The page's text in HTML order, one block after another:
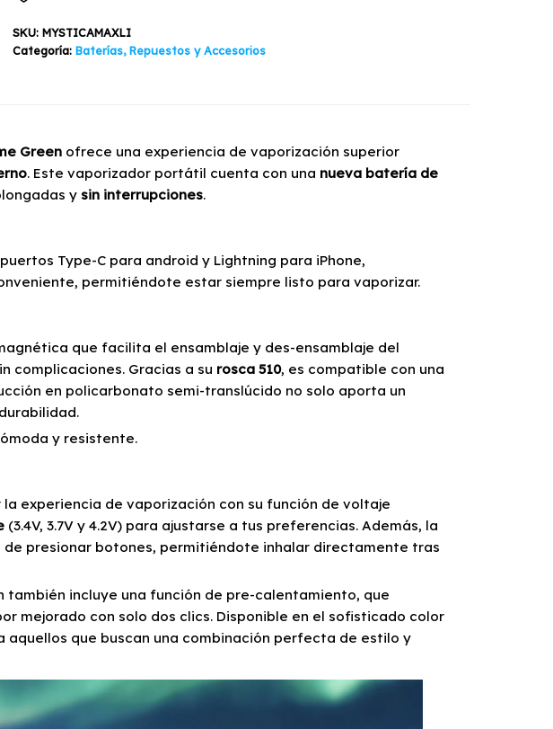
Green
Airis
cantidad
SKU: MYSTICAMAXLI
Categoría: Baterías, Repuestos y Accesorios
Green ofrece una experiencia de vaporización superior
. Este vaporizador portátil cuenta con una nueva batería de
y sin interrupciones.
Type-C para android y Lightning para iPhone,
permitiéndote estar siempre listo para vaporizar.
que facilita el ensamblaje y des-ensamblaje del
complicaciones. Gracias a su rosca 510, es compatible con una
en policarbonato semi-translúcido no solo aporta un
y resistente.
experiencia de vaporización con su función de voltaje
(3.4V, 3.7V y 4.2V) para ajustarse a tus preferencias. Además, la
presionar botones, permitiéndote inhalar directamente tras
también incluye una función de pre-calentamiento, que
mejorado con solo dos clics. Disponible en el sofisticado color
aquellos que buscan una combinación perfecta de estilo y